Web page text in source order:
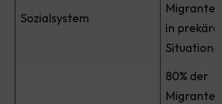
Sozialsystem
in
80% der
Migranten